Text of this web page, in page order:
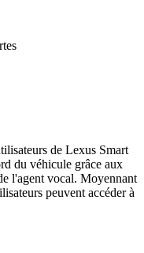
de Lexus Smart
du véhicule grâce aux
l'agent vocal. Moyennant
peuvent accéder à